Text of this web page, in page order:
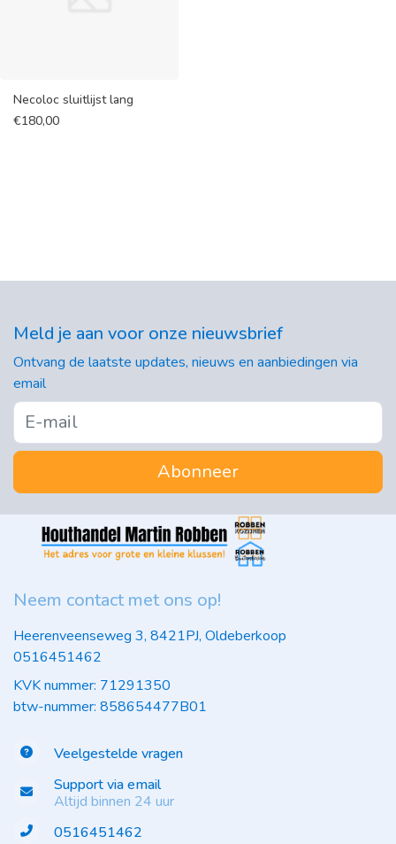
Necoloc sluitlijst lang
€180,00
Meld je aan voor onze nieuwsbrief
Ontvang de laatste updates, nieuws en aanbiedingen via
email
Abonneer
Neem contact met ons op!
Heerenveenseweg 3, 8421PJ, Oldeberkoop
0516451462
KVK nummer: 71291350
btw-nummer: 858654477B01
Veelgestelde vragen
Support via email
Altijd binnen 24 uur
0516451462